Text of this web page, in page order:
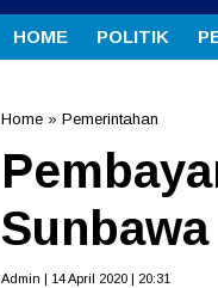
HOME POLITIK
Home » Pemerintahan
Admin | 14 April 2020 | 20:31